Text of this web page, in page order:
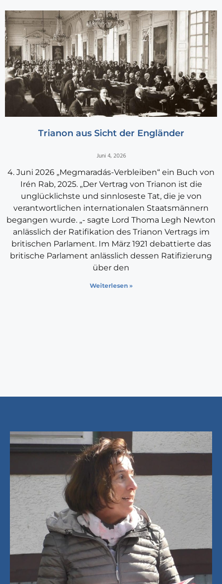
Trianon aus Sicht der Engländer
Juni 4, 2026
4. Juni 2026 „Megmaradás-Verbleiben“ ein Buch von
Irén Rab, 2025. „Der Vertrag von Trianon ist die
unglücklichste und sinnloseste Tat, die je von
verantwortlichen internationalen Staatsmännern
begangen wurde. „- sagte Lord Thoma Legh Newton
anlässlich der Ratifikation des Trianon Vertrags im
britischen Parlament. Im März 1921 debattierte das
britische Parlament anlässlich dessen Ratifizierung
über den
Weiterlesen »